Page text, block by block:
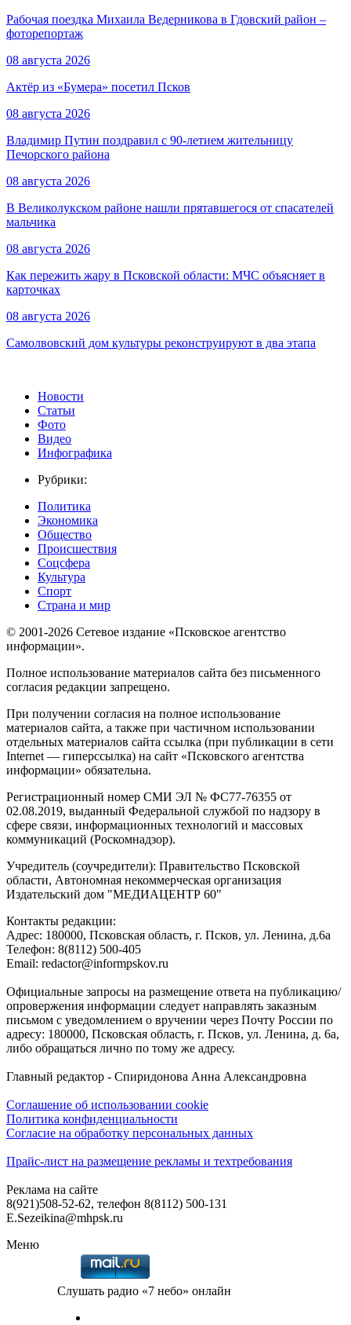
Рабочая поездка Михаила Ведерникова в Гдовский район –
фоторепортаж
08 августа 2026
Актёр из «Бумера» посетил Псков
08 августа 2026
Владимир Путин поздравил с 90-летием жительницу
Печорского района
08 августа 2026
В Великолукском районе нашли прятавшегося от спасателей
мальчика
08 августа 2026
Как пережить жару в Псковской области: МЧС объясняет в
карточках
08 августа 2026
Самолвовский дом культуры реконструируют в два этапа
Новости
Статьи
Фото
Видео
Инфографика
Рубрики:
Политика
Экономика
Общество
Происшествия
Соцсфера
Культура
Спорт
Страна и мир
© 2001-2026 Сетевое издание «Псковское агентство
информации».
Полное использование материалов сайта без письменного
согласия редакции запрещено.
При получении согласия на полное использование
материалов сайта, а также при частичном использовании
отдельных материалов сайта ссылка (при публикации в сети
Internet — гиперссылка) на сайт «Псковского агентства
информации» обязательна.
Регистрационный номер СМИ ЭЛ № ФС77-76355 от
02.08.2019, выданный Федеральной службой по надзору в
сфере связи, информационных технологий и массовых
коммуникаций (Роскомнадзор).
Учредитель (соучредители): Правительство Псковской
области, Автономная некоммерческая организация
Издательский дом "МЕДИАЦЕНТР 60"
Контакты редакции:
Адреc: 180000, Псковская область, г. Псков, ул. Ленина, д.6а
Телефон: 8(8112) 500-405
Email: redactor@informpskov.ru
Официальные запросы на размещение ответа на публикацию/
опровержения информации следует направлять заказным
письмом с уведомлением о вручении через Почту России по
адресу: 180000, Псковская область, г. Псков, ул. Ленина, д. 6а,
либо обращаться лично по тому же адресу.
Главный редактор - Спиридонова Анна Александровна
Соглашение об использовании cookie
Политика конфиденциальности
Согласие на обработку персональных данных
Прайс-лист на размещение рекламы и техтребования
Реклама на сайте
8(921)508-52-62, телефон 8(8112) 500-131
E.Sezeikina@mhpsk.ru
Меню
Слушать радио «7 небо» онлайн